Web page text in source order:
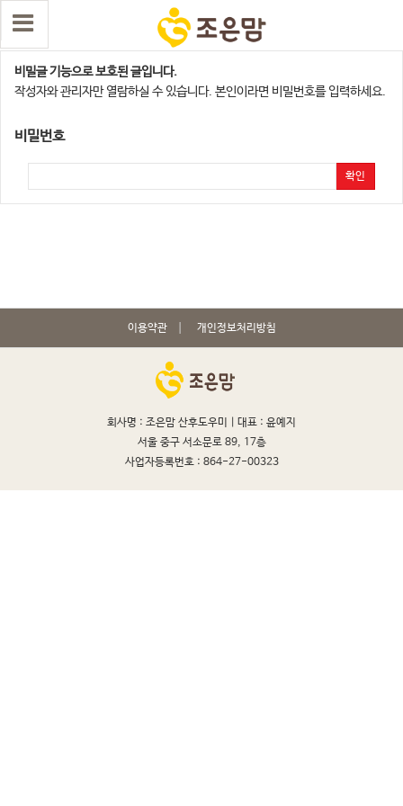
청주,세종지점
비밀글 기능으로 보호된 글입니다.
작성자와 관리자만 열람하실 수 있습니다. 본인이라면 비밀번호를 입력하세요.
비밀번호
확인
이용약관 개인정보처리방침
회사명 : 조은맘 산후도우미 | 대표 : 윤예지
서울 중구 서소문로 89, 17층
사업자등록번호 : 864-27-00323